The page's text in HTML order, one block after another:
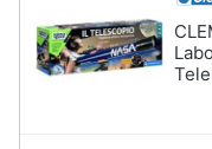
Animali